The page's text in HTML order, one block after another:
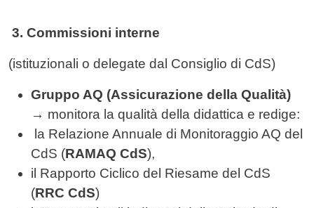
3. Commissioni interne
(istituzionali o delegate dal Consiglio di CdS)
Gruppo AQ (Assicurazione della Qualità)
→ monitora la qualità della didattica e redige:
la Relazione Annuale di Monitoraggio AQ del
CdS (RAMAQ CdS),
il Rapporto Ciclico del Riesame del CdS
(RRC CdS)